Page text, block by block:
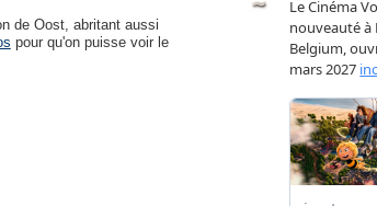
de Oost, abritant aussi
pour qu'on puisse voir le